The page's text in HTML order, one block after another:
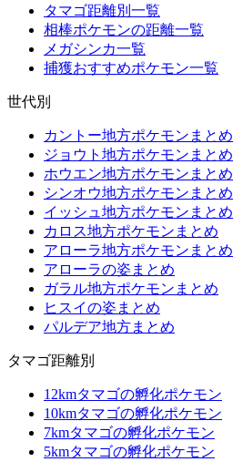
タマゴ距離別一覧
相棒ポケモンの距離一覧
メガシンカ一覧
捕獲おすすめポケモン一覧
世代別
カントー地方ポケモンまとめ
ジョウト地方ポケモンまとめ
ホウエン地方ポケモンまとめ
シンオウ地方ポケモンまとめ
イッシュ地方ポケモンまとめ
カロス地方ポケモンまとめ
アローラ地方ポケモンまとめ
アローラの姿まとめ
ガラル地方ポケモンまとめ
ヒスイの姿まとめ
パルデア地方まとめ
タマゴ距離別
12kmタマゴの孵化ポケモン
10kmタマゴの孵化ポケモン
7kmタマゴの孵化ポケモン
5kmタマゴの孵化ポケモン